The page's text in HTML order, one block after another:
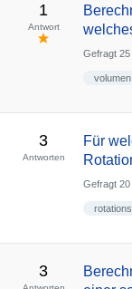
1
Antwort
Gefragt 25
volumen
3
Antworten
Für
Gefragt 20
3